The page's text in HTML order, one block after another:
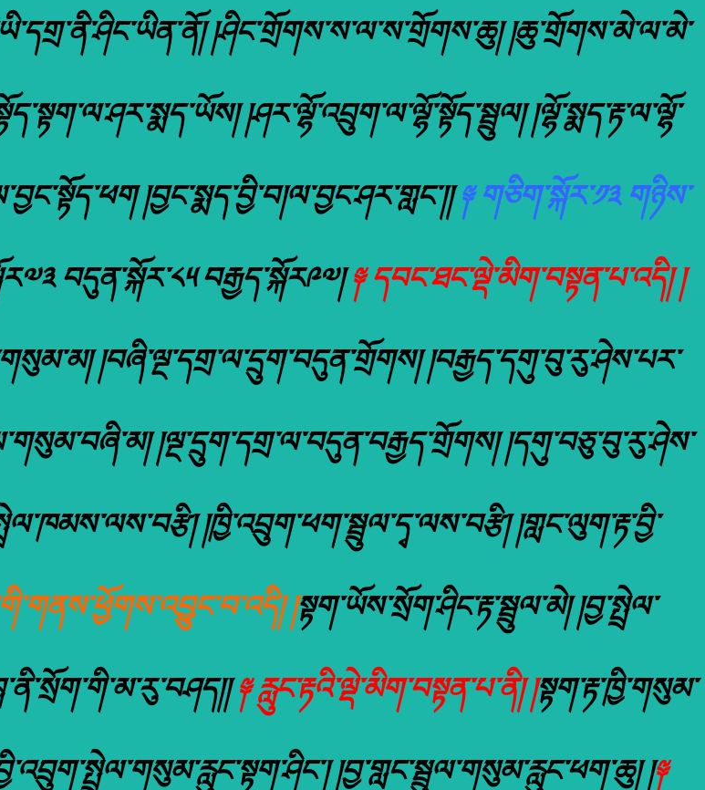
།ཤིང་གྲོགས་ས་ལ་ས་གྲོགས་ཆུ། །ཆུ་གྲོགས་མེ་ལ་མེ་
།ཤར་ལྷོ་འབྲུག་ལ་ལྷོ་སྟོད་སྦྲུལ། །ལྷོ་སྨད་རྟ་ལ་ལྷོ་
།བྱང་སྨད་བྱི་བ།ལ་བྱང་ཤར་གླང་།།༈ གཅིག་སྐོར་༡༣ གཉིས་
བདུན་སྐོར་༨༥ བརྒྱད་སྐོར༩༧།༈ དབང་ཐང་ལྡེ་མིག་བསྟན་པ་འདི། །
།བཞི་ལྔ་དགྲ་ལ་དྲུག་བདུན་གྲོགས། །བརྒྱད་དགུ་བུ་རུ་ཤེས་པར་
།ལྔ་དྲུག་དགྲ་ལ་བདུན་བརྒྱད་གྲོགས། །དགུ་བཅུ་བུ་རུ་ཤེས་
།ཁྱི་འབྲུག་ཕག་སྦྲུལ་དྭ་ལས་བརྩི། །གླང་ལུག་རྟ་བྱི་
།སྟག་ཡོས་སྲོག་ཤིང་རྟ་སྦྲུལ་མེ། །བྱ་སྤྲེལ་
༈ རླུང་རྟའི་ལྡེ་མིག་བསྟན་པ་ནི། །སྟག་རྟ་ཁྱི་གསུམ་
།བྱ་གླང་སྦྲུལ་གསུམ་རླུང་ཕག་ཆུ། །༈